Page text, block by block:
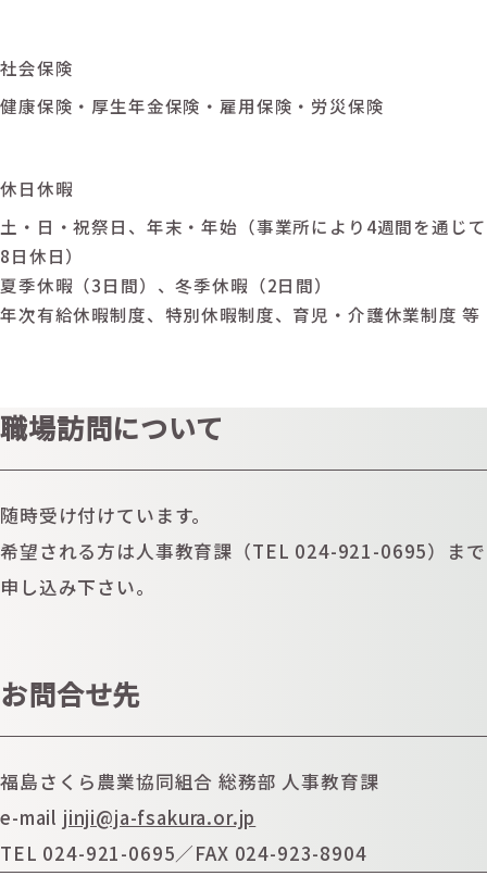
社会保険
健康保険・厚生年金保険・雇用保険・労災保険
休日休暇
土・日・祝祭日、年末・年始（事業所により4週間を通じて
8日休日）
夏季休暇（3日間）、冬季休暇（2日間）
年次有給休暇制度、特別休暇制度、育児・介護休業制度 等
職場訪問について
随時受け付けています。
希望される方は人事教育課（TEL 024-921-0695）まで
申し込み下さい。
お問合せ先
福島さくら農業協同組合 総務部 人事教育課
e-mail jinji@ja-fsakura.or.jp
TEL 024-921-0695／FAX 024-923-8904